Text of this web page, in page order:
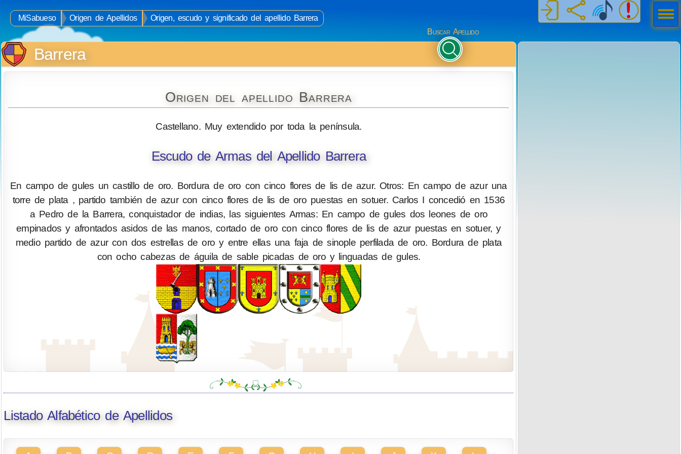
MiSabueso Origen de Apellidos
Origen, escudo y significado del apellido Barrera
Buscar Apellido
Barrera
Origen del apellido Barrera
Castellano. Muy extendido por toda la península.
Escudo de Armas del Apellido Barrera
En campo de gules un castillo de oro. Bordura de oro con cinco flores de lis de azur. Otros: En campo de azur una
torre de plata , partido también de azur con cinco flores de lis de oro puestas en sotuer. Carlos I concedió en 1536
a Pedro de la Barrera, conquistador de indias, las siguientes Armas: En campo de gules dos leones de oro
empinados y afrontados asidos de las manos, cortado de oro con cinco flores de lis de azur puestas en sotuer, y
medio partido de azur con dos estrellas de oro y entre ellas una faja de sinople perfilada de oro. Bordura de plata
con ocho cabezas de águila de sable picadas de oro y linguadas de gules.
Listado Alfabético de Apellidos
Men
ú